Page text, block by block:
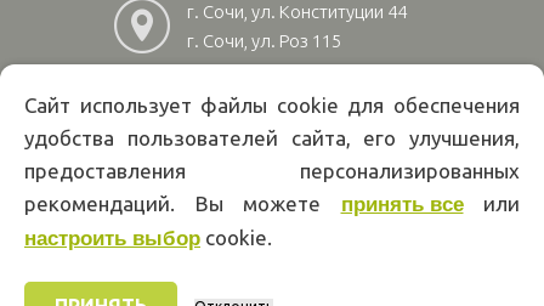
г. Сочи, ул. Конституции 44
г. Сочи, ул. Роз 115
г. Адлер, ул Авиационная
28/10
222 02 01
офертой. Указанные цены действуют только при оформлении заказа
через интернет-магазин papakarlotools.ru.
Цены в пунктах выдачи заказов и розничных магазинах компании
Сайт использует файлы cookie для обеспечения
удобства пользователей сайта, его улучшения,
предоставления персонализированных
рекомендаций. Вы можете принять всеили
настроить выбор cookie.